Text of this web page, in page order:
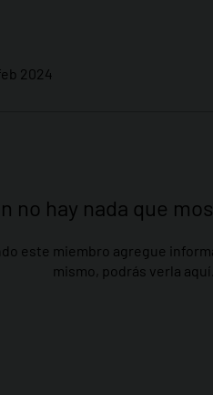
2024
no hay nada que
este miembro agregue
mismo, podrás verla aquí.